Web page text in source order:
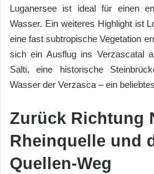
Luganersee ist ideal für einen
Wasser. Ein weiteres Highlight ist
eine fast subtropische Vegetation
sich ein Ausflug ins Verzascatal
Salti, eine historische
Wasser der Verzasca – ein
Zurück Richtung
Rheinquelle und
Quellen-Weg